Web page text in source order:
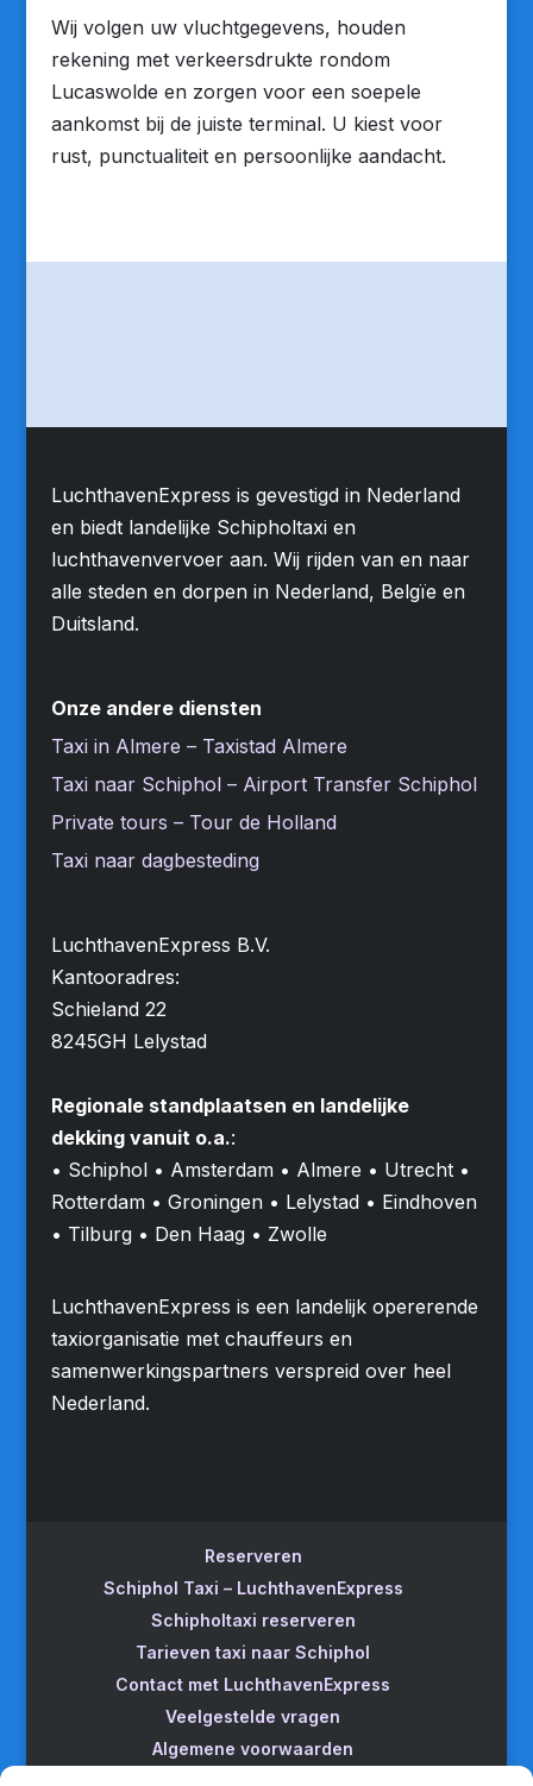
Wij volgen uw vluchtgegevens, houden
rekening met verkeersdrukte rondom
Lucaswolde en zorgen voor een soepele
aankomst bij de juiste terminal. U kiest voor
rust, punctualiteit en persoonlijke aandacht.
LuchthavenExpress is gevestigd in Nederland
en biedt landelijke Schipholtaxi en
luchthavenvervoer aan. Wij rijden van en naar
alle steden en dorpen in Nederland, Belgïe en
Duitsland.
Onze andere diensten
Taxi in Almere – Taxistad Almere
Taxi naar Schiphol – Airport Transfer Schiphol
Private tours – Tour de Holland
Taxi naar dagbesteding
LuchthavenExpress B.V.
Kantooradres:
Schieland 22
8245GH Lelystad
Regionale standplaatsen en landelijke
dekking vanuit o.a.:
• Schiphol • Amsterdam • Almere • Utrecht •
Rotterdam • Groningen • Lelystad • Eindhoven
• Tilburg • Den Haag • Zwolle
LuchthavenExpress is een landelijk opererende
taxiorganisatie met chauffeurs en
samenwerkingspartners verspreid over heel
Nederland.
Reserveren
Schiphol Taxi – LuchthavenExpress
Schipholtaxi reserveren
Tarieven taxi naar Schiphol
Contact met LuchthavenExpress
Veelgestelde vragen
Algemene voorwaarden